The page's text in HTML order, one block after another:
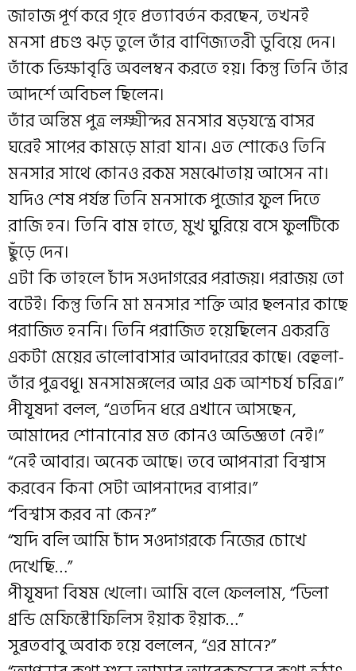
জাহাজ পূর্ণ করে গৃহে প্রত্যাবর্তন করছেন, তখনই
মনসা প্রচণ্ড ঝড় তুলে তাঁর বাণিজ্যতরী ডুবিয়ে দেন।
তাঁকে ভিক্ষাবৃত্তি অবলম্বন করতে হয়। কিন্তু তিনি তাঁর
আদর্শে অবিচল ছিলেন।
তাঁর অন্তিম পুত্র লক্ষ্মীন্দর মনসার ষড়যন্ত্রে বাসর
ঘরেই সাপের কামড়ে মারা যান। এত শোকেও তিনি
মনসার সাথে কোনও রকম সমঝোতায় আসেন না।
যদিও শেষ পর্যন্ত তিনি মনসাকে পুজোর ফুল দিতে
রাজি হন। তিনি বাম হাতে, মুখ ঘুরিয়ে বসে ফুলটিকে
ছুঁড়ে দেন।
এটা কি তাহলে চাঁদ সওদাগরের পরাজয়। পরাজয় তো
বটেই। কিন্তু তিনি মা মনসার শক্তি আর ছলনার কাছে
পরাজিত হননি। তিনি পরাজিত হয়েছিলেন একরত্তি
একটা মেয়ের ভালোবাসার আবদারের কাছে। বেহুলা-
তাঁর পুত্রবধূ। মনসামঙ্গলের আর এক আশচর্য চরিত্র।”
পীযূষদা বলল, “এতদিন ধরে এখানে আসছেন,
আমাদের শোনানোর মত কোনও অভিজ্ঞতা নেই।”
“নেই আবার। অনেক আছে। তবে আপনারা বিশ্বাস
করবেন কিনা সেটা আপনাদের ব্যপার।”
“বিশ্বাস করব না কেন?”
“যদি বলি আমি চাঁদ সওদাগরকে নিজের চোখে
দেখেছি…”
পীযূষদা বিষম খেলো। আমি বলে ফেললাম, “ডিলা
গ্রন্ডি মেফিস্টোফিলিস ইয়াক ইয়াক…”
সুব্রতবাবু অবাক হয়ে বললেন, “এর মানে?”